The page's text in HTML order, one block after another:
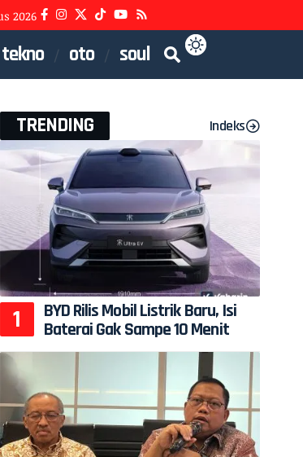
2026
tekno oto soul
TRENDING Indeks
BYD Rilis Mobil Listrik Baru, Isi
Baterai Gak Sampe 10 Menit